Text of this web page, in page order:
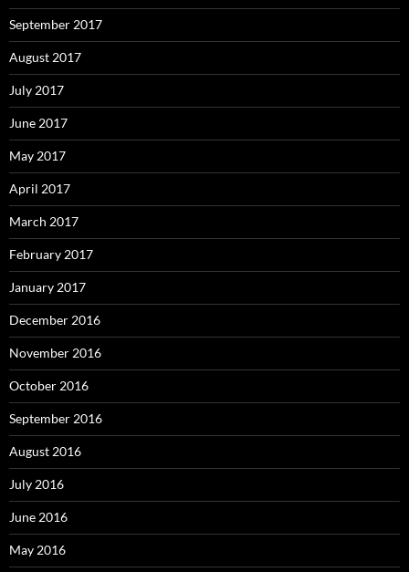
September 2017
August 2017
July 2017
June 2017
May 2017
April 2017
March 2017
February 2017
January 2017
December 2016
November 2016
October 2016
September 2016
August 2016
July 2016
June 2016
May 2016